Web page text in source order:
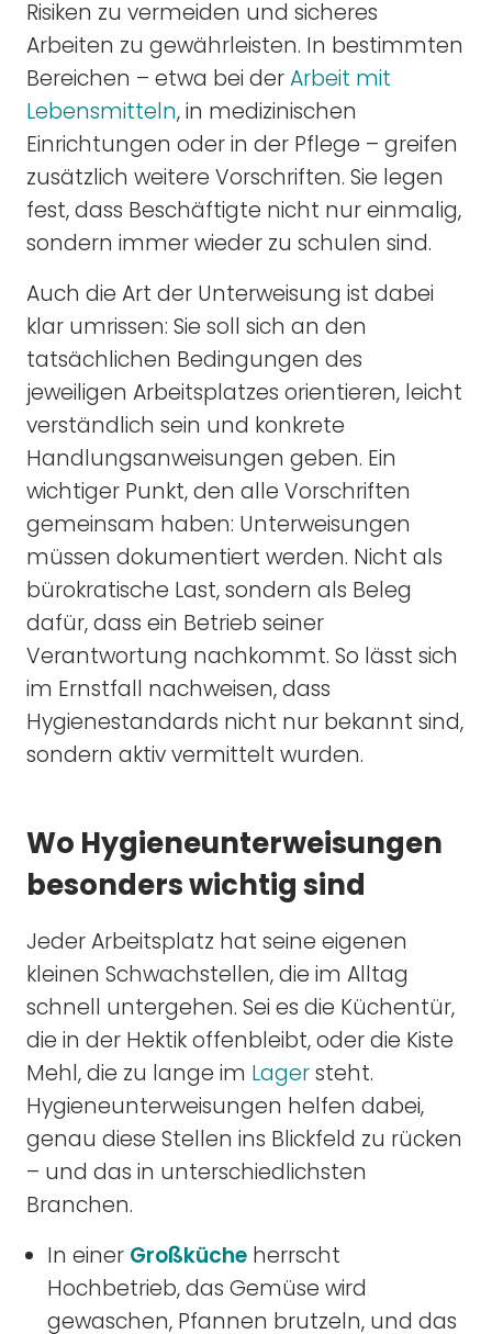
Risiken zu vermeiden und sicheres
Arbeiten zu gewährleisten. In bestimmten
Bereichen – etwa bei derArbeit mit
Lebensmitteln, in medizinischen
Einrichtungen oder in der Pflege – greifen
zusätzlich weitere Vorschriften. Sie legen
fest, dass Beschäftigte nicht nur einmalig,
sondern immer wieder zu schulen sind.
Auch die Art der Unterweisung ist dabei
klar umrissen: Sie soll sich an den
tatsächlichen Bedingungen des
jeweiligen Arbeitsplatzes orientieren, leicht
verständlich sein und konkrete
Handlungsanweisungen geben. Ein
wichtiger Punkt, den alle Vorschriften
gemeinsam haben: Unterweisungen
müssen dokumentiert werden. Nicht als
bürokratische Last, sondern als Beleg
dafür, dass ein Betrieb seiner
Verantwortung nachkommt. So lässt sich
im Ernstfall nachweisen, dass
Hygienestandards nicht nur bekannt sind,
sondern aktiv vermittelt wurden.
Wo Hygieneunterweisungen
besonders wichtig sind
Jeder Arbeitsplatz hat seine eigenen
kleinen Schwachstellen, die im Alltag
schnell untergehen. Sei es die Küchentür,
die in der Hektik offenbleibt, oder die Kiste
Mehl, die zu lange im Lagersteht.
Hygieneunterweisungen helfen dabei,
genau diese Stellen ins Blickfeld zu rücken
– und das in unterschiedlichsten
Branchen.
In einer Großküche herrscht
Hochbetrieb, das Gemüse wird
gewaschen, Pfannen brutzeln, und das